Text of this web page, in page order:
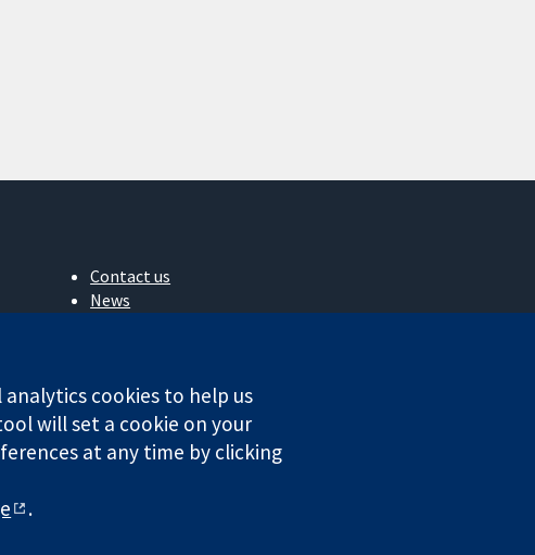
Contact us
News
Cochrane Library
Wales. VAT registration number GB 718 2127 49.
& Conditions
cookies to help us
will set a cookie on your
at any time by clicking
.